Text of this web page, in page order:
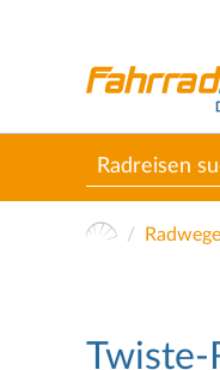
Radwege
Twiste-